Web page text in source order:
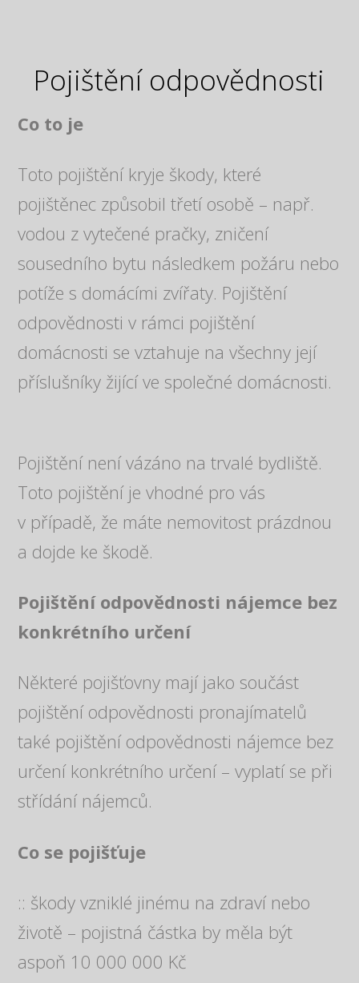
Pojištění odpovědnosti
Co to je
Toto pojištění kryje škody, které
pojištěnec způsobil třetí osobě – např.
vodou z vytečené pračky, zničení
sousedního bytu následkem požáru nebo
potíže s domácími zvířaty. Pojištění
odpovědnosti v rámci pojištění
domácnosti se vztahuje na všechny její
příslušníky žijící ve společné domácnosti.
Pojištění není vázáno na trvalé bydliště.
Toto pojištění je vhodné pro vás
v případě, že máte nemovitost prázdnou
a dojde ke škodě.
Pojištění odpovědnosti nájemce bez
konkrétního určení
Některé pojišťovny mají jako součást
pojištění odpovědnosti pronajímatelů
také pojištění odpovědnosti nájemce bez
určení konkrétního určení – vyplatí se při
střídání nájemců.
Co se pojišťuje
:: škody vzniklé jinému na zdraví nebo
životě – pojistná částka by měla být
aspoň 10 000 000 Kč